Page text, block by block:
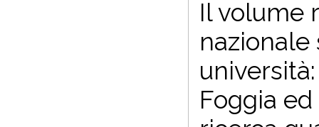
Il volume
Foggia